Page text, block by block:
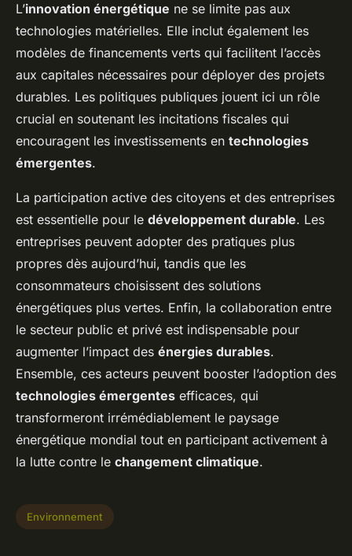
L’innovation énergétique ne se limite pas aux
technologies matérielles. Elle inclut également les
modèles de financements verts qui facilitent l’accès
aux capitales nécessaires pour déployer des projets
durables. Les politiques publiques jouent ici un rôle
crucial en soutenant les incitations fiscales qui
encouragent les investissements en technologies
émergentes.
La participation active des citoyens et des entreprises
est essentielle pour le développement durable. Les
entreprises peuvent adopter des pratiques plus
propres dès aujourd’hui, tandis que les
consommateurs choisissent des solutions
énergétiques plus vertes. Enfin, la collaboration entre
le secteur public et privé est indispensable pour
augmenter l’impact des énergies durables.
Ensemble, ces acteurs peuvent booster l’adoption des
technologies émergentes efficaces, qui
transformeront irrémédiablement le paysage
énergétique mondial tout en participant activement à
la lutte contre le changement climatique.
Environnement